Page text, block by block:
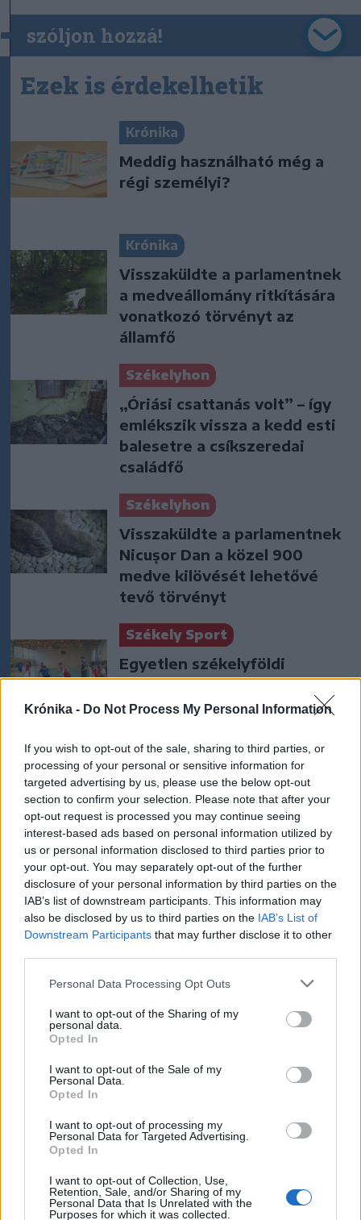
Krónika - Do Not Process My Personal Information
If you wish to opt-out of the sale, sharing to third parties, or
processing of your personal or sensitive information for
targeted advertising by us, please use the below opt-out
section to confirm your selection. Please note that after your
opt-out request is processed you may continue seeing
interest-based ads based on personal information utilized by
us or personal information disclosed to third parties prior to
your opt-out. You may separately opt-out of the further
disclosure of your personal information by third parties on the
IAB’s list of downstream participants. This information may
also be disclosed by us to third parties on the IAB’s List of
Downstream Participants that may further disclose it to other
Personal Data Processing Opt Outs
I want to opt-out of the Sharing of my
personal data.
Opted In
I want to opt-out of the Sale of my
Personal Data.
Opted In
I want to opt-out of processing my
Personal Data for Targeted Advertising.
Opted In
I want to opt-out of Collection, Use,
Retention, Sale, and/or Sharing of my
Personal Data that Is Unrelated with the
Purposes for which it was collected.
szóljon hozzá!
Ezek is érdekelhetik
Krónika
Meddig használható még a
régi személyi?
Krónika
Visszaküldte a parlamentnek
a medveállomány ritkítására
vonatkozó törvényt az
államfő
Székelyhon
„Óriási csattanás volt” – így
emlékszik vissza a kedd esti
balesetre a csíkszeredai
családfő
Székelyhon
Visszaküldte a parlamentnek
Nicușor Dan a közel 900
medve kilövését lehetővé
tevő törvényt
Székely Sport
Egyetlen székelyföldi
résztvevő lesz a futsal 2.
Ligában
Nőileg
Sándor Ella: Na, indíts, s
menjünk!
A rovat további cikkei